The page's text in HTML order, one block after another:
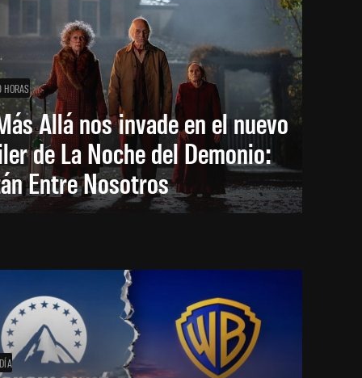
HORAS
Allá nos invade en el nuevo
de La Noche del Demonio:
Entre Nosotros